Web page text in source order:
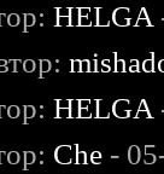
HELGA
HELGA
Che -